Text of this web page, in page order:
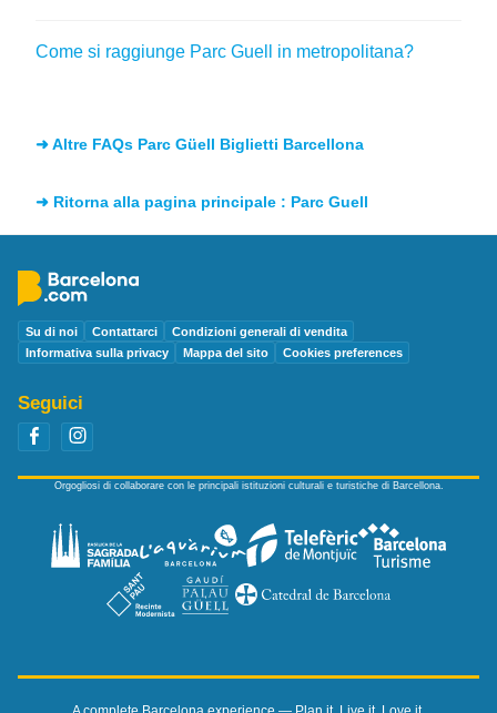
Come si raggiunge Parc Guell in metropolitana?
➜ Altre FAQs Parc Güell Biglietti Barcellona
➜ Ritorna alla pagina principale : Parc Guell
Su di noi Contattarci
Condizioni generali di vendita
Informativa sulla privacy
Mappa del sito Cookies preferences
Seguici
Orgogliosi di collaborare con le principali istituzioni culturali e turistiche di Barcellona.